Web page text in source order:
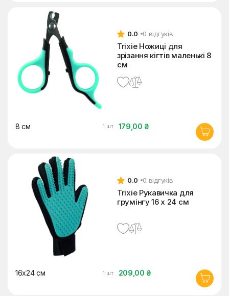
0.0 0 відгуків
Trixie Ножиці для
зрізання кігтів маленькі 8
см
179,00 ₴
8 см 1 шт
0.0 0 відгуків
Trixie Рукавичка для
грумінгу 16 x 24 см
209,00 ₴
16х24 см 1 шт